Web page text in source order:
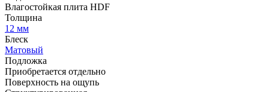
Влагостойкая плита HDF
Толщина
12 мм
Блеск
Матовый
Подложка
Приобретается отдельно
Поверхность на ощупь